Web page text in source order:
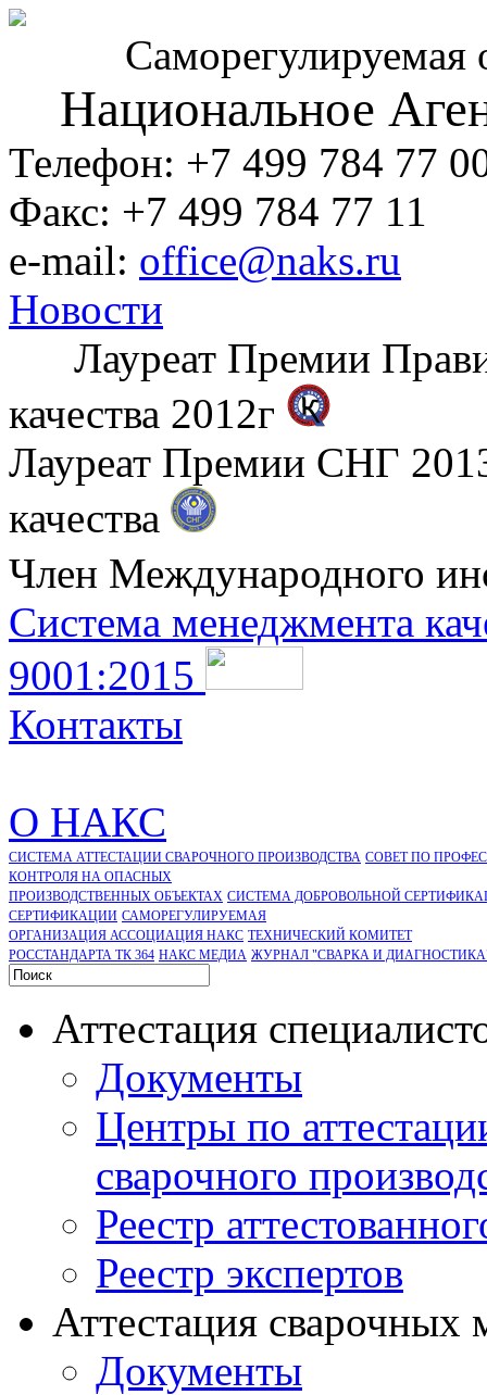
Саморегулируемая
Национальное
Телефон: +7 499 784 77
Факс: +7 499 784 77 11
e-mail: office@naks.ru
Новости
Лауреат Премии
качества 2012г
Лауреат Премии СНГ
качества
Член Международного
Система менеджмента
9001:2015
Контакты
О НАКС
СИСТЕМА АТТЕСТАЦИИ СВАРОЧНОГО ПРОИЗВОДСТВА СОВЕТ ПО
КОНТРОЛЯ НА ОПАСНЫХ
ПРОИЗВОДСТВЕННЫХ ОБЪЕКТАХ СИСТЕМА ДОБРОВОЛЬНОЙ
CЕРТИФИКАЦИИ САМОРЕГУЛИРУЕМАЯ
ОРГАНИЗАЦИЯ АССОЦИАЦИЯ НАКС ТЕХНИЧЕСКИЙ КОМИТЕТ
РОССТАНДАРТА ТК 364 НАКС МЕДИА ЖУРНАЛ "СВАРКА И
Аттестация
Документы
Центры по
сварочного
Реестр
Реестр экспертов
Аттестация сварочных
Документы